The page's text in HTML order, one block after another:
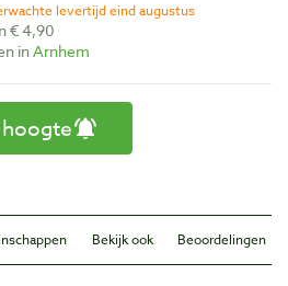
levertijd eind augustus
€ 4,90
inArnhem
Bekijk ook Beoordelingen